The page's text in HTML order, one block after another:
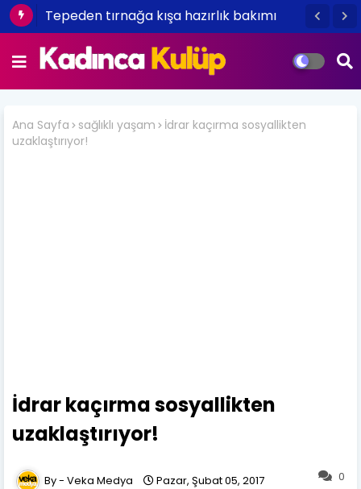
Tepeden tırnağa kışa hazırlık bakımı
Ana Sayfa sağlıklı yaşam
İdrar kaçırma sosyallikten
uzaklaştırıyor!
İdrar kaçırma sosyallikten
uzaklaştırıyor!
0
Veka Medya Pazar, Şubat 05, 2017